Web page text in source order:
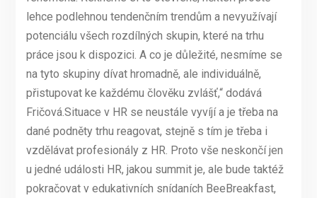
lehce podlehnou tendenčním trendům a nevyužívají
potenciálu všech rozdílných skupin, které na trhu
práce jsou k dispozici. A co je důležité, nesmíme se
na tyto skupiny dívat hromadně, ale individuálně,
přistupovat ke každému člověku zvlášť,“ dodává
Fričová.Situace v HR se neustále vyvíjí a je třeba na
dané podněty trhu reagovat, stejně s tím je třeba i
vzdělávat profesionály z HR. Proto vše neskončí jen
u jedné události HR, jakou summit je, ale bude taktéž
pokračovat v edukativních snídaních BeeBreakfast,